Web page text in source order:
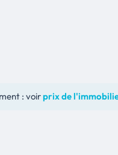
: voirprix de